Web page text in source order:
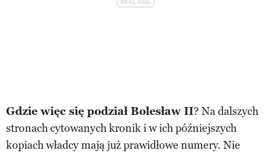
Gdzie więc się podział Bolesław II? Na dalszych
stronach cytowanych kronik i w ich późniejszych
kopiach władcy mają już prawidłowe numery. Nie